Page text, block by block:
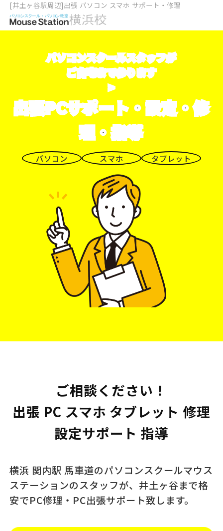
[井土ヶ谷駅周辺]出張 パソコン スマホ サポート・修理
パソコンスクールスタッフが
ご自宅まで参ります
>
出張PCサポート・設定・修
理・指導
パソコン スマホ タブレット
ご相談ください！
出張 PC スマホ タブレット 修理
設定サポート 指導
横浜 関内駅 馬車道のパソコンスクールマウス
ステーションのスタッフが、 井土ヶ谷まで格
安でPC修理・PC出張サポート致します。